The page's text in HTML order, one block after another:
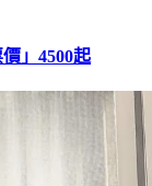
」4500起